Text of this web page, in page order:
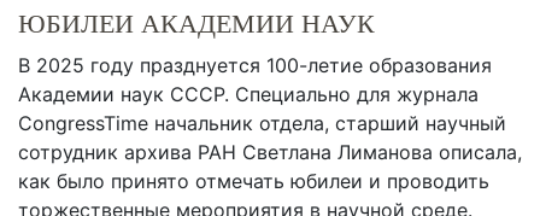
ЮБИЛЕИ АКАДЕМИИ НАУК
В 2025 году празднуется 100-летие образования
Академии наук СССР. Специально для журнала
CongressTime начальник отдела, старший научный
сотрудник архива РАН Светлана Лиманова описала,
как было принято отмечать юбилеи и проводить
торжественные мероприятия в научной среде.